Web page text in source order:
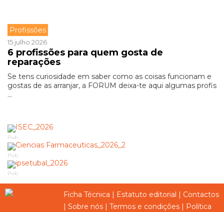
Profissões
15 julho 2026
6 profissões para quem gosta de
reparações
Se tens curiosidade em saber como as coisas funcionam e
gostas de as arranjar, a FORUM deixa-te aqui algumas profis
...
Pub
Pub
Pub
Ficha Técnica | Estatuto editorial | Contactos
| Sobre nós | Termos e condições | Política